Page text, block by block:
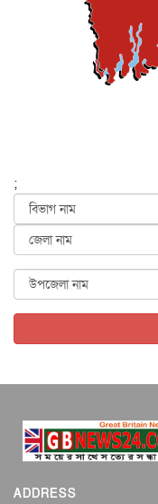
সিলেটের
দেশজুড়ে
আজ থেকে
জুলাইয়ের
;
ADDRESS